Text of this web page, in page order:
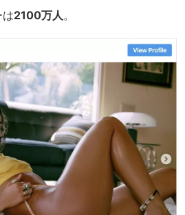
2100万人。